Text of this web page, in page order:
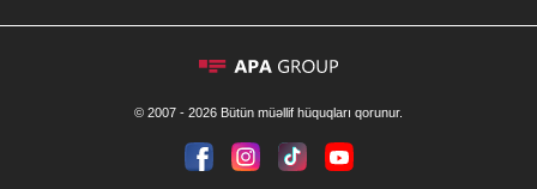
© 2007 - 2026 Bütün müəllif hüquqları qorunur.